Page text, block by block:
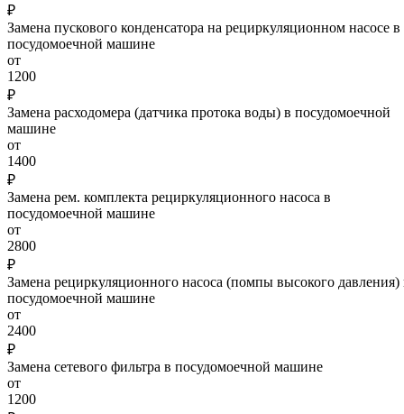
₽
Замена пускового конденсатора на рециркуляционном насосе в
посудомоечной машине
от
1200
₽
Замена расходомера (датчика протока воды) в посудомоечной
машине
от
1400
₽
Замена рем. комплекта рециркуляционного насоса в
посудомоечной машине
от
2800
₽
Замена рециркуляционного насоса (помпы высокого давления)
посудомоечной машине
от
2400
₽
Замена сетевого фильтра в посудомоечной машине
от
1200